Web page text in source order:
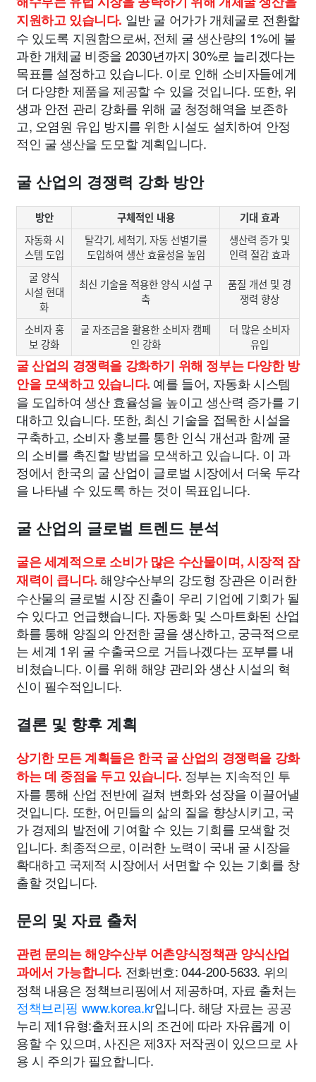
지원하고 있습니다. 일반 굴 어가가 개체굴로 전환할
수 있도록 지원함으로써, 전체 굴 생산량의 1%에 불
과한 개체굴 비중을 2030년까지 30%로 늘리겠다는
목표를 설정하고 있습니다. 이로 인해 소비자들에게
더 다양한 제품을 제공할 수 있을 것입니다. 또한, 위
생과 안전 관리 강화를 위해 굴 청정해역을 보존하
고, 오염원 유입 방지를 위한 시설도 설치하여 안정
적인 굴 생산을 도모할 계획입니다.
굴 산업의 경쟁력 강화 방안
방안 구체적인 내용
기대 효과
자동화 시
스템 도입
탈각기, 세척기, 자동 선별기를
도입하여 생산 효율성을 높임
생산력 증가 및
인력 절감 효과
굴 양식
시설 현대
화
최신 기술을 적용한 양식 시설 구
축
품질 개선 및 경
쟁력 향상
소비자 홍
보 강화
굴 자조금을 활용한 소비자 캠페
인 강화
더 많은 소비자
유입
굴 산업의 경쟁력을 강화하기 위해 정부는 다양한 방
안을 모색하고 있습니다. 예를 들어, 자동화 시스템
을 도입하여 생산 효율성을 높이고 생산력 증가를 기
대하고 있습니다. 또한, 최신 기술을 접목한 시설을
구축하고, 소비자 홍보를 통한 인식 개선과 함께 굴
의 소비를 촉진할 방법을 모색하고 있습니다. 이 과
정에서 한국의 굴 산업이 글로벌 시장에서 더욱 두각
을 나타낼 수 있도록 하는 것이 목표입니다.
굴 산업의 글로벌 트렌드 분석
굴은 세계적으로 소비가 많은 수산물이며, 시장적 잠
재력이 큽니다.해양수산부의 강도형 장관은 이러한
수산물의 글로벌 시장 진출이 우리 기업에 기회가 될
수 있다고 언급했습니다. 자동화 및 스마트화된 산업
화를 통해 양질의 안전한 굴을 생산하고, 궁극적으로
는 세계 1위 굴 수출국으로 거듭나겠다는 포부를 내
비쳤습니다. 이를 위해 해양 관리와 생산 시설의 혁
신이 필수적입니다.
결론 및 향후 계획
상기한 모든 계획들은 한국 굴 산업의 경쟁력을 강화
하는 데 중점을 두고 있습니다. 정부는 지속적인 투
자를 통해 산업 전반에 걸쳐 변화와 성장을 이끌어낼
것입니다. 또한, 어민들의 삶의 질을 향상시키고, 국
가 경제의 발전에 기여할 수 있는 기회를 모색할 것
입니다. 최종적으로, 이러한 노력이 국내 굴 시장을
확대하고 국제적 시장에서 서면할 수 있는 기회를 창
출할 것입니다.
문의 및 자료 출처
관련 문의는 해양수산부 어촌양식정책관 양식산업
과에서 가능합니다. 전화번호: 044-200-5633. 위의
정책 내용은 정책브리핑에서 제공하며, 자료 출처는
정책브리핑 www.korea.kr입니다. 해당 자료는 공공
누리 제1유형:출처표시의 조건에 따라 자유롭게 이
용할 수 있으며, 사진은 제3자 저작권이 있으므로 사
용 시 주의가 필요합니다.